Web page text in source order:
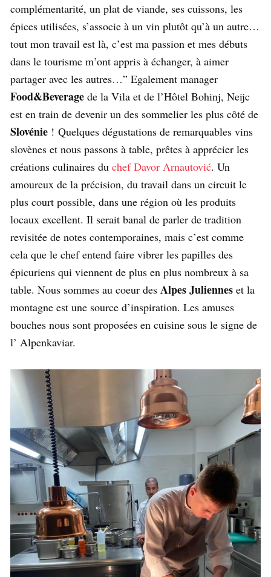
complémentarité, un plat de viande, ses cuissons, les
épices utilisées, s’associe à un vin plutôt qu’à un autre…
tout mon travail est là, c’est ma passion et mes débuts
dans le tourisme m’ont appris à échanger, à aimer
partager avec les autres…” Egalement manager
Food&Beverage de la Vila et de l’Hôtel Bohinj, Neijc
est en train de devenir un des sommelier les plus côté de
Slovénie ! Quelques dégustations de remarquables vins
slovènes et nous passons à table, prêtes à apprécier les
créations culinaires du chef Davor Arnautović. Un
amoureux de la précision, du travail dans un circuit le
plus court possible, dans une région où les produits
locaux excellent. Il serait banal de parler de tradition
revisitée de notes contemporaines, mais c’est comme
cela que le chef entend faire vibrer les papilles des
épicuriens qui viennent de plus en plus nombreux à sa
table. Nous sommes au coeur des Alpes Juliennes et la
montagne est une source d’inspiration. Les amuses
bouches nous sont proposées en cuisine sous le signe de
l’ Alpenkaviar.